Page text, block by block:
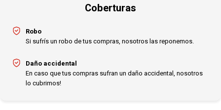
Coberturas
Robo
Si sufrís un robo de tus compras, nosotros las reponemos.
Daño accidental
En caso que tus compras sufran un daño accidental, nosotros
lo cubrimos!